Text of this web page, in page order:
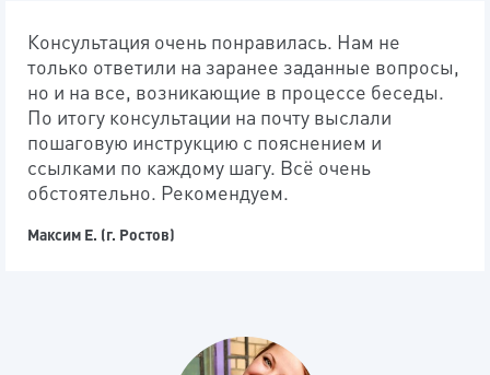
Консультация очень понравилась. Нам не
только ответили на заранее заданные вопросы,
но и на все, возникающие в процессе беседы.
По итогу консультации на почту выслали
пошаговую инструкцию с пояснением и
ссылками по каждому шагу. Всё очень
обстоятельно. Рекомендуем.
Максим Е. (г. Ростов)